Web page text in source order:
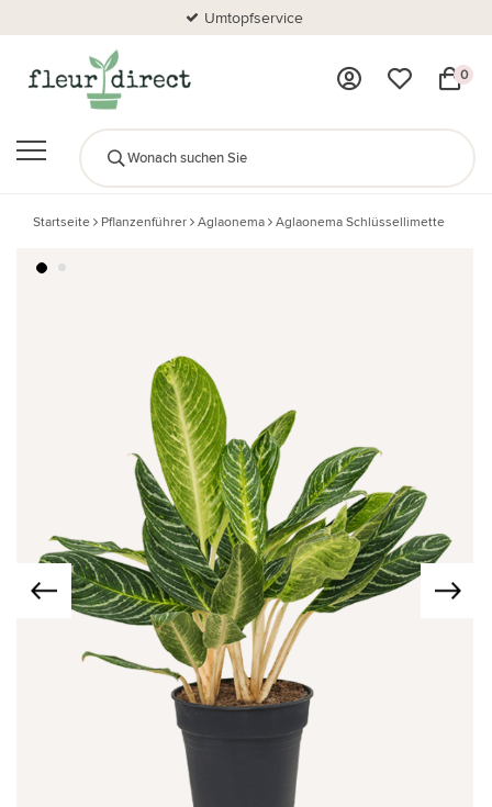
Umtopfservice
0
Startseite Pflanzenführer Aglaonema Aglaonema Schlüssellimette